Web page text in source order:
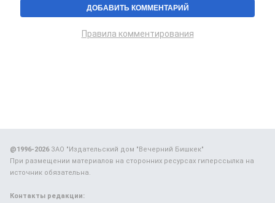
Правила комментирования
@1996-2026ЗАО "Издательский дом "Вечерний Бишкек"
При размещении материалов на сторонних ресурсах гиперссылка на
источник обязательна.
Контакты редакции: